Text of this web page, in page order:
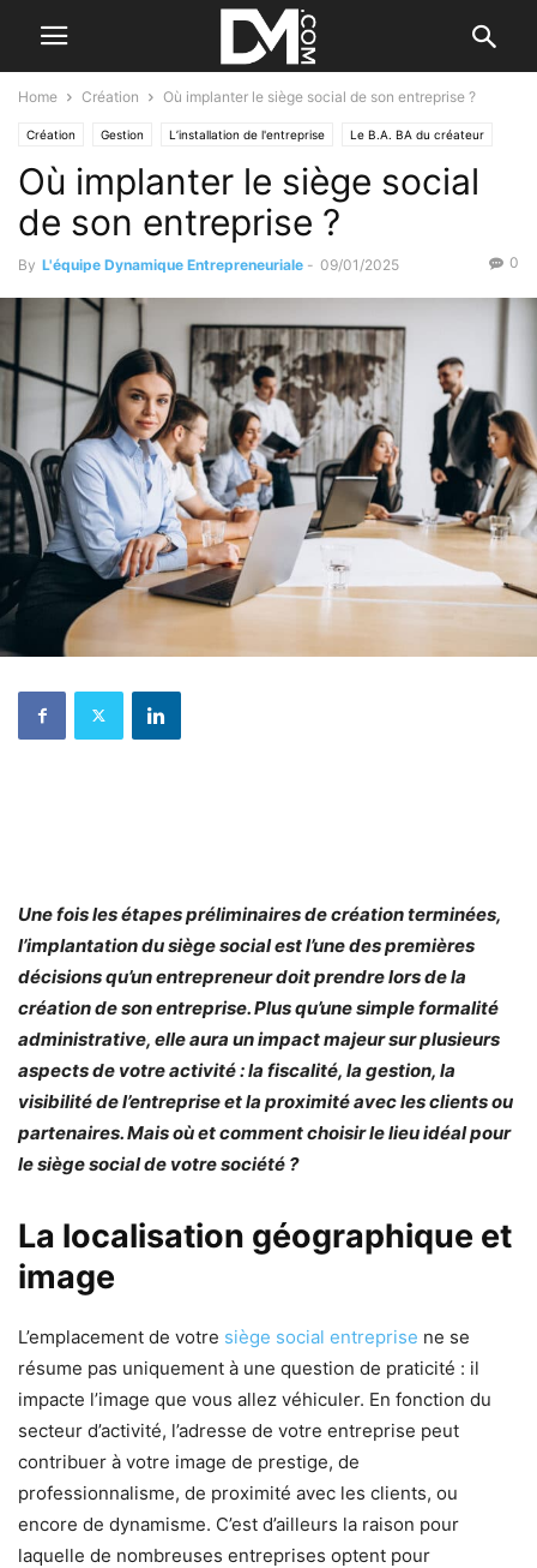
Home Création Où implanter le siège social de son entreprise ?
Création Gestion L’installation de l'entreprise Le B.A. BA du créateur
Les étapes de la création
Où implanter le siège social
de son entreprise ?
By L'équipe Dynamique Entrepreneuriale - 09/01/2025 0
Une fois les étapes préliminaires de création terminées,
l’implantation du siège social est l’une des premières
décisions qu’un entrepreneur doit prendre lors de la
création de son entreprise. Plus qu’une simple formalité
administrative, elle aura un impact majeur sur plusieurs
aspects de votre activité : la fiscalité, la gestion, la
visibilité de l’entreprise et la proximité avec les clients ou
partenaires. Mais où et comment choisir le lieu idéal pour
le siège social de votre société ?
La localisation géographique et
image
L’emplacement de votre siège social entreprise ne se
résume pas uniquement à une question de praticité : il
impacte l’image que vous allez véhiculer. En fonction du
secteur d’activité, l’adresse de votre entreprise peut
contribuer à votre image de prestige, de
professionnalisme, de proximité avec les clients, ou
encore de dynamisme. C’est d’ailleurs la raison pour
laquelle de nombreuses entreprises optent pour